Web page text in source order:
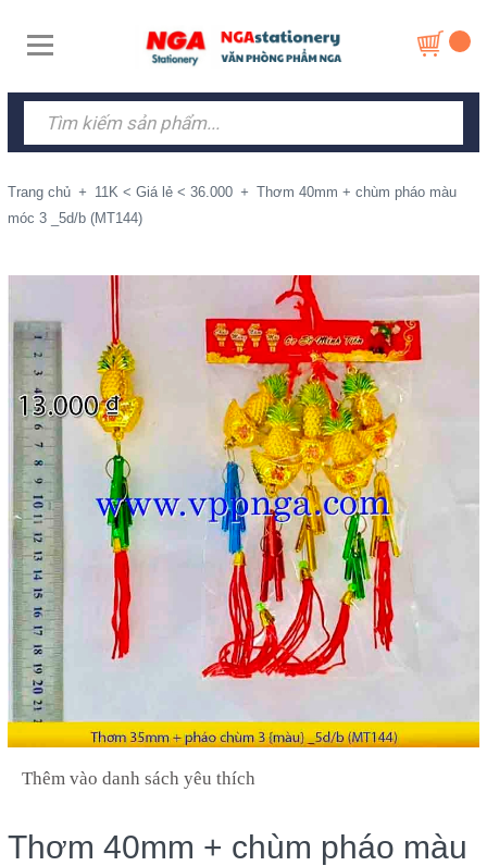
Trang chủ + 11K < Giá lẻ < 36.000 + Thơm 40mm + chùm pháo màu
móc 3 _5d/b (MT144)
Thêm vào danh sách yêu thích
Thơm 40mm + chùm pháo màu